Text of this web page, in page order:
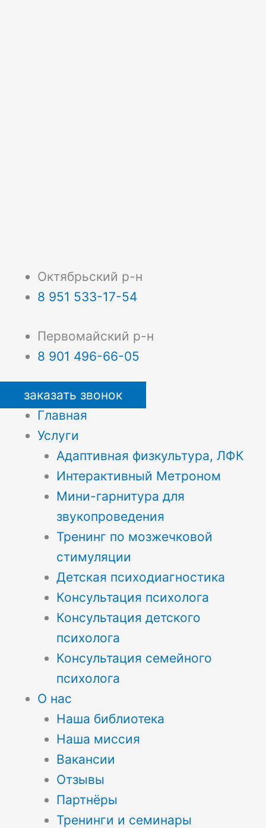
Октябрьский р-н
8 951 533-17-54
Первомайский р-н
8 901 496-66-05
заказать звонок
Главная
Услуги
Адаптивная физкультура, ЛФК
Интерактивный Метроном
Мини-гарнитура для
звукопроведения
Тренинг по мозжечковой
стимуляции
Детская психодиагностика
Консультация психолога
Консультация детского
психолога
Консультация семейного
психолога
О нас
Наша библиотека
Наша миссия
Вакансии
Отзывы
Партнёры
Тренинги и семинары